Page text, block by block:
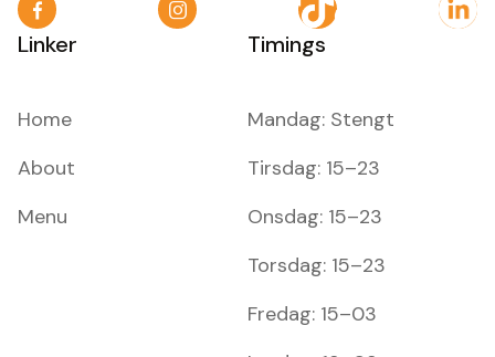
 
Linker
Home
About
Menu
Timings
Mandag: Stengt
Tirsdag: 15–23
Onsdag: 15–23
Torsdag: 15–23
Fredag: 15–03